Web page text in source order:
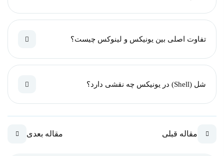
تفاوت اصلی بین یونیکس و لینوکس چیست؟
شل (Shell) در یونیکس چه نقشی دارد؟
مقاله قبلی مقاله بعدی